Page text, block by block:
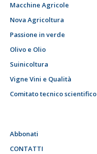
Macchine Agricole
Nova Agricoltura
Passione in verde
Olivo e Olio
Suinicoltura
Vigne Vini e Qualità
Comitato tecnico scientifico
Abbonati
CONTATTI